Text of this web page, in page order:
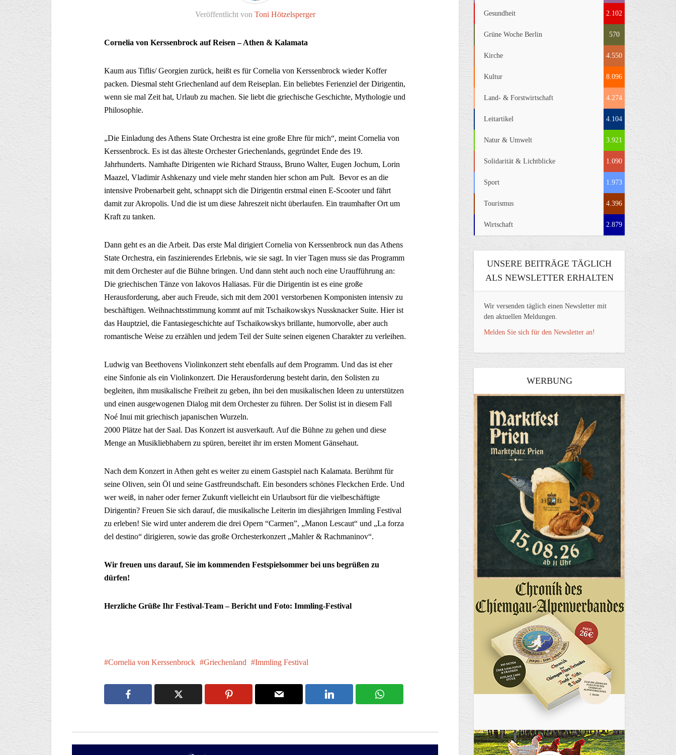
Veröffentlicht von Toni Hötzelsperger
Cornelia von Kerssenbrock auf Reisen – Athen & Kalamata
Kaum aus Tiflis/ Georgien zurück, heißt es für Cornelia von Kerssenbrock wieder Koffer
packen. Diesmal steht Griechenland auf dem Reiseplan. Ein beliebtes Ferienziel der Dirigentin,
wenn sie mal Zeit hat, Urlaub zu machen. Sie liebt die griechische Geschichte, Mythologie und
Philosophie.
„Die Einladung des Athens State Orchestra ist eine große Ehre für mich“, meint Cornelia von
Kerssenbrock. Es ist das älteste Orchester Griechenlands, gegründet Ende des 19.
Jahrhunderts. Namhafte Dirigenten wie Richard Strauss, Bruno Walter, Eugen Jochum, Lorin
Maazel, Vladimir Ashkenazy und viele mehr standen hier schon am Pult. Bevor es an die
intensive Probenarbeit geht, schnappt sich die Dirigentin erstmal einen E-Scooter und fährt
damit zur Akropolis. Und die ist um diese Jahreszeit nicht überlaufen. Ein traumhafter Ort um
Kraft zu tanken.
Dann geht es an die Arbeit. Das erste Mal dirigiert Cornelia von Kerssenbrock nun das Athens
State Orchestra, ein faszinierendes Erlebnis, wie sie sagt. In vier Tagen muss sie das Programm
mit dem Orchester auf die Bühne bringen. Und dann steht auch noch eine Uraufführung an:
Die griechischen Tänze von Iakovos Haliasas. Für die Dirigentin ist es eine große
Herausforderung, aber auch Freude, sich mit dem 2001 verstorbenen Komponisten intensiv zu
beschäftigen. Weihnachtsstimmung kommt auf mit Tschaikowskys Nussknacker Suite. Hier ist
das Hauptziel, die Fantasiegeschichte auf Tschaikowskys brillante, humorvolle, aber auch
romantische Weise zu erzählen und jedem Teil der Suite seinen eigenen Charakter zu verleihen.
Ludwig van Beethovens Violinkonzert steht ebenfalls auf dem Programm. Und das ist eher
eine Sinfonie als ein Violinkonzert. Die Herausforderung besteht darin, den Solisten zu
begleiten, ihm musikalische Freiheit zu geben, ihn bei den musikalischen Ideen zu unterstützen
und einen ausgewogenen Dialog mit dem Orchester zu führen. Der Solist ist in diesem Fall
Noé Inui mit griechisch japanischen Wurzeln.
2000 Plätze hat der Saal. Das Konzert ist ausverkauft. Auf die Bühne zu gehen und diese
Menge an Musikliebhabern zu spüren, bereitet ihr im ersten Moment Gänsehaut.
Nach dem Konzert in Athen geht es weiter zu einem Gastspiel nach Kalamata. Berühmt für
seine Oliven, sein Öl und seine Gastfreundschaft. Ein besonders schönes Fleckchen Erde. Und
wer weiß, in naher oder ferner Zukunft vielleicht ein Urlaubsort für die vielbeschäftigte
Dirigentin? Freuen Sie sich darauf, die musikalische Leiterin im diesjährigen Immling Festival
zu erleben! Sie wird unter anderem die drei Opern “Carmen”, „Manon Lescaut“ und „La forza
del destino“ dirigieren, sowie das große Orchesterkonzert „Mahler & Rachmaninov“.
Wir freuen uns darauf, Sie im kommenden Festspielsommer bei uns begrüßen zu
dürfen!
Herzliche Grüße Ihr Festival-Team – Bericht und Foto: Immling-Festival
Cornelia von Kerssenbrock Griechenland Immling Festival
Gesundheit 2.102
Grüne Woche Berlin 570
Kirche 4.550
Kultur 8.096
Land- & Forstwirtschaft 4.274
Leitartikel 4.104
Natur & Umwelt 3.921
Solidarität & Lichtblicke 1.090
Sport 1.973
Tourismus 4.396
Wirtschaft 2.879
UNSERE BEITRÄGE TÄGLICH
ALS NEWSLETTER ERHALTEN
Wir versenden täglich einen Newsletter mit
den aktuellen Meldungen.
Melden Sie sich für den Newsletter an!
WERBUNG